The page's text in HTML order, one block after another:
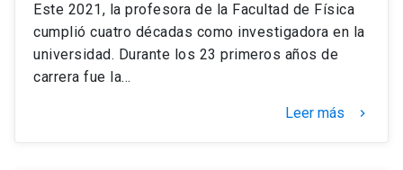
Este 2021, la profesora de la Facultad de Física
cumplió cuatro décadas como investigadora en la
universidad. Durante los 23 primeros años de
carrera fue la…
Leer más keyboard_arrow_right